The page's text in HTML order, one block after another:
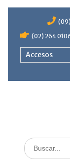
(02) 264
Accesos
Buscar
por: